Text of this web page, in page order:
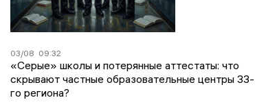
03/08 09:32
«Серые» школы и потерянные аттестаты: что
скрывают частные образовательные центры 33-
го региона?